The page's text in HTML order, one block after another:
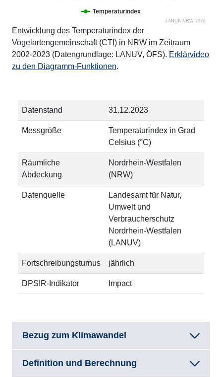
Temperaturindex
LANUK NRW 2026
Entwicklung des Temperaturindex der
Vogelartengemeinschaft (CTI) in NRW im Zeitraum
2002-2023 (Datengrundlage: LANUV, ÖFS). Erklärvideo
zu den Diagramm-Funktionen.
Datenstand 31.12.2023
Messgröße
Temperaturindex in Grad
Celsius (°C)
Räumliche
Abdeckung
Nordrhein-Westfalen
(NRW)
Datenquelle
Landesamt für Natur,
Umwelt und
Verbraucherschutz
Nordrhein-Westfalen
(LANUV)
Fortschreibungsturnus jährlich
DPSIR-Indikator Impact
Bezug zum Klimawandel
Definition und Berechnung